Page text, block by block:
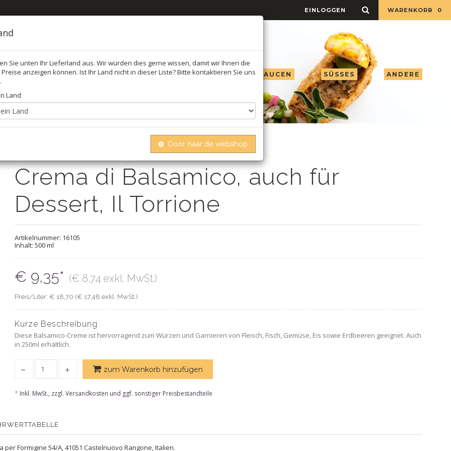
WARENKORB 0
EINLOGGEN
ÖL, ESSIG & SAUCEN SÜSSES ANDERE
Crema di balsamico, auch für dessert, il torrione
Crema di Balsamico, auch für
Dessert, Il Torrione
Artikelnummer: 16105
Inhalt: 500 ml
€ 9,35* (€ 8,74 exkl. MwSt.)
Preis/Liter: € 18,70 (€ 17,48 exkl. MwSt.)
Kurze Beschreibung
Diese Balsamico-Creme ist hervorragend zum Würzen und Garnieren von Fleisch, Fisch, Gemüse, Eis sowie Erdbeeren geeignet. Auch
in 250ml erhältlich.
zum Warenkorb hinzufügen
* Inkl. MwSt., zzgl. Versandkosten und ggf. sonstiger Preisbestandteile
Formigine 54/A, 41051 Castelnuovo Rangone, Italien.
Sie unten Ihr Lieferland aus. Wir würden dies gerne wissen, damit wir Ihnen die
anzeigen können. Ist Ihr Land nicht in dieser Liste? Bitte kontaktieren Sie uns
Land
Door naar de webshop